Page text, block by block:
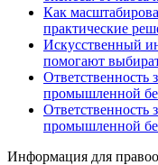
Как
практические
Искусственный
помогают
Ответственность
промышленной
Ответственность
промышленной
Информация для